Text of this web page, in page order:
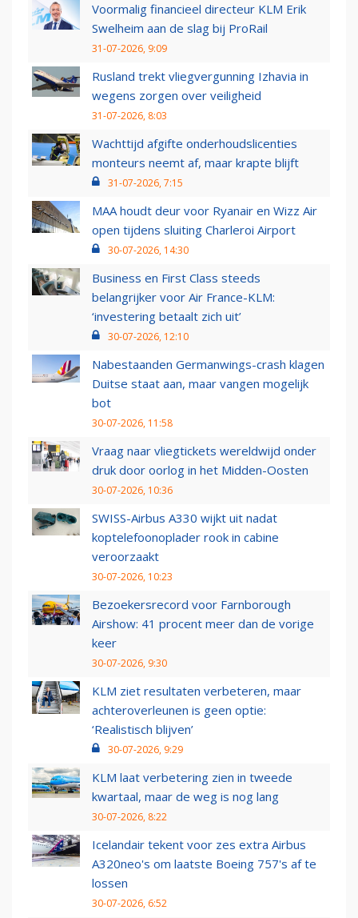
Voormalig financieel directeur KLM Erik
Swelheim aan de slag bij ProRail
31-07-2026, 9:09
Rusland trekt vliegvergunning Izhavia in
wegens zorgen over veiligheid
31-07-2026, 8:03
Wachttijd afgifte onderhoudslicenties
monteurs neemt af, maar krapte blijft
31-07-2026, 7:15
MAA houdt deur voor Ryanair en Wizz Air
open tijdens sluiting Charleroi Airport
30-07-2026, 14:30
Business en First Class steeds
belangrijker voor Air France-KLM:
‘investering betaalt zich uit’
30-07-2026, 12:10
Nabestaanden Germanwings-crash klagen
Duitse staat aan, maar vangen mogelijk
bot
30-07-2026, 11:58
Vraag naar vliegtickets wereldwijd onder
druk door oorlog in het Midden-Oosten
30-07-2026, 10:36
SWISS-Airbus A330 wijkt uit nadat
koptelefoonoplader rook in cabine
veroorzaakt
30-07-2026, 10:23
Bezoekersrecord voor Farnborough
Airshow: 41 procent meer dan de vorige
keer
30-07-2026, 9:30
KLM ziet resultaten verbeteren, maar
achteroverleunen is geen optie:
‘Realistisch blijven’
30-07-2026, 9:29
KLM laat verbetering zien in tweede
kwartaal, maar de weg is nog lang
30-07-2026, 8:22
Icelandair tekent voor zes extra Airbus
A320neo's om laatste Boeing 757's af te
lossen
30-07-2026, 6:52